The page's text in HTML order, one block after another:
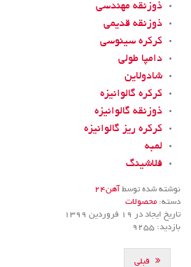
ذوزنقه مهندسی
ذوزنقه قدیمی
کرکره سینوسی
دامپا طولی
شادولاین
کرکره گالوانیزه
ذوزنقه گالوانیزه
کرکره ریز گالوانیزه
لمبه
فلاشینگ
نوشته شده توسط آهن24
دسته: محصولات
تاریخ ایجاد در 19 فروردين 1399
بازدید: 9255
قبلی